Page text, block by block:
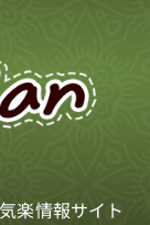
楽情報サイト